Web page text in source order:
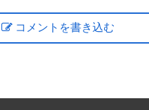
コメントを書き込む